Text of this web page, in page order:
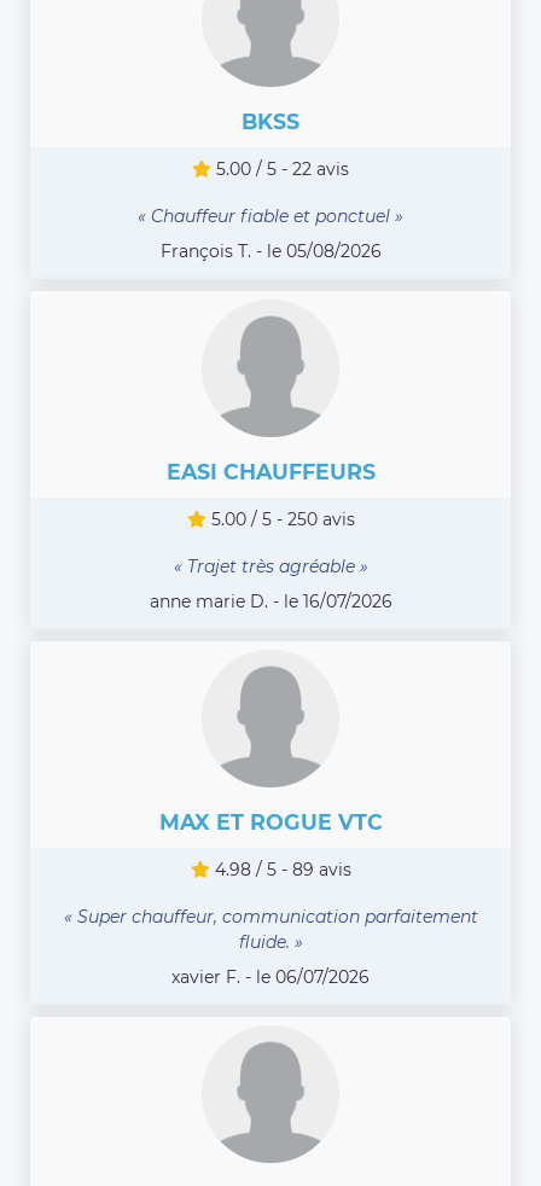
BKSS
5.00 / 5 - 22 avis
« Chauffeur fiable et ponctuel »
François T. - le 05/08/2026
EASI CHAUFFEURS
5.00 / 5 - 250 avis
« Trajet très agréable »
anne marie D. - le 16/07/2026
MAX ET ROGUE VTC
4.98 / 5 - 89 avis
« Super chauffeur, communication parfaitement
fluide. »
xavier F. - le 06/07/2026